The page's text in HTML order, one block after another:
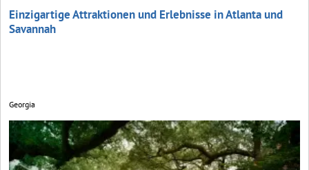
Einzigartige Attraktionen und Erlebnisse in Atlanta und
Savannah
Georgia